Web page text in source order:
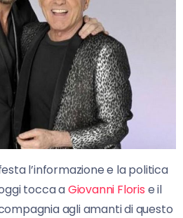
l’informazione e la politica
tocca aGiovanni Floris e il
agli amanti di questo